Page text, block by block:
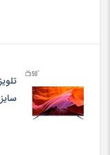
سایز 50 اینچ